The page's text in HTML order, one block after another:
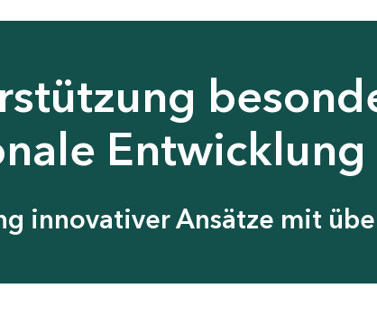
Entwicklung
innovativer Ansätze mit